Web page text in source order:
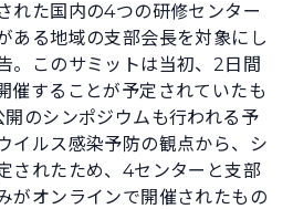
れた国内の4つの研修センター
ある地域の支部会長を対象にし
。このサミットは当初、2日間
催することが予定されていたも
のシンポジウムも行われる予
イルス感染予防の観点から、シ
されたため、4センターと支部
がオンラインで開催されたもの